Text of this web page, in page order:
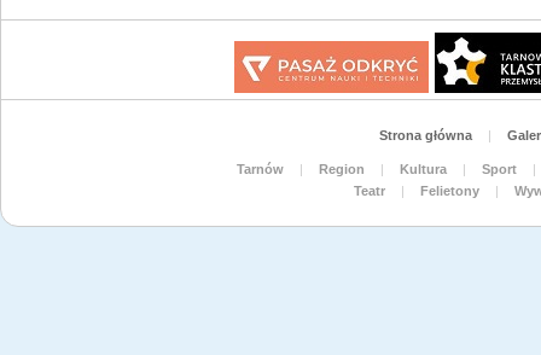
Strona główna |
Tarnów | Region | Kultura | Sport
|
Teatr
| Felietony |